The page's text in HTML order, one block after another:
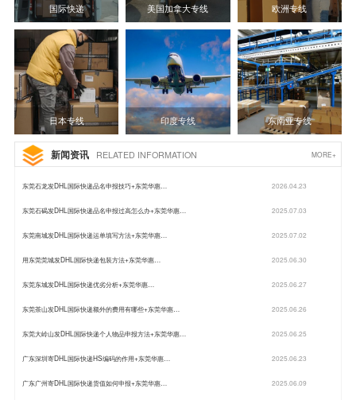
国际快递 美国加拿大专线 欧洲专线
日本专线 印度专线 东南亚专线
新闻资讯 RELATED INFORMATION MORE+
东莞石龙发DHL国际快递品名申报技巧+东莞华惠… 2026.04.23
东莞石碣发DHL国际快递品名申报过高怎么办+东莞华惠… 2025.07.03
东莞南城发DHL国际快递运单填写方法+东莞华惠… 2025.07.02
用东莞莞城发DHL国际快递包装方法+东莞华惠… 2025.06.30
东莞东城发DHL国际快递优劣分析+东莞华惠… 2025.06.27
东莞茶山发DHL国际快递额外的费用有哪些+东莞华惠… 2025.06.26
东莞大岭山发DHL国际快递个人物品申报方法+东莞华惠… 2025.06.25
广东深圳寄DHL国际快递HS编码的作用+东莞华惠… 2025.06.23
广东广州寄DHL国际快递货值如何申报+东莞华惠… 2025.06.09